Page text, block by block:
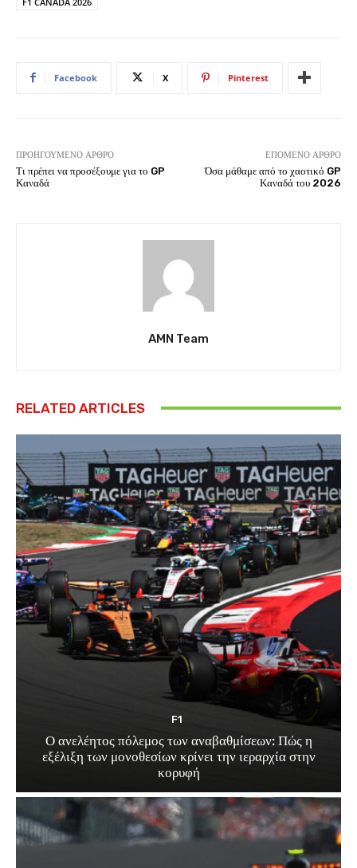
Facebook X Pinterest
ΠΡΟΗΓΟΎΜΕΝΟ ΆΡΘΡΟ
Τι πρέπει να προσέξουμε για το GP
Καναδά
ΕΠΌΜΕΝΟ ΆΡΘΡΟ
Όσα μάθαμε από το χαοτικό GP
Καναδά του 2026
AMN Team
RELATED ARTICLES
F1
Ο ανελέητος πόλεμος των αναβαθμίσεων: Πώς η
εξέλιξη των μονοθεσίων κρίνει την ιεραρχία στην
κορυφή